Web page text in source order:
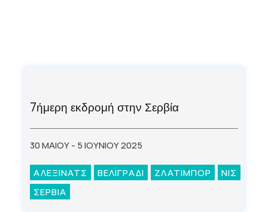
7ήμερη εκδρομή στην Σερβία
30 ΜΑΙΟΥ - 5 ΙΟΥΝΙΟΥ 2025
ΑΛΕΞΙΝΑΤΣ ΒΕΛΙΓΡΑΔΙ ΖΛΑΤΙΜΠΟΡ
ΝΙΣ
ΣΕΡΒΙΑ